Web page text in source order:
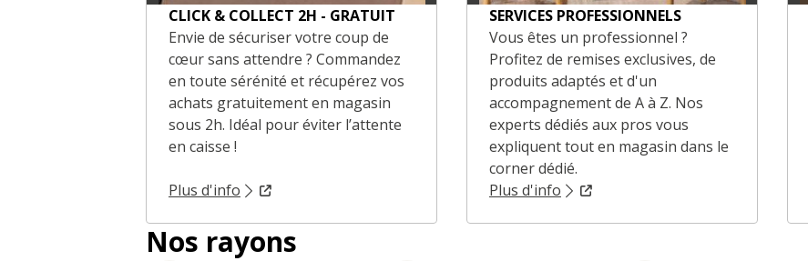
CLICK & COLLECT 2H - GRATUIT
Envie de sécuriser votre coup de
cœur sans attendre ? Commandez
en toute sérénité et récupérez vos
achats gratuitement en magasin
sous 2h. Idéal pour éviter l’attente
en caisse !
Plus d'info
SERVICES PROFESSIONNELS
Vous êtes un professionnel ?
Profitez de remises exclusives, de
produits adaptés et d'un
accompagnement de A à Z. Nos
experts dédiés aux pros vous
expliquent tout en magasin dans le
corner dédié.
Plus d'info
Nos rayons